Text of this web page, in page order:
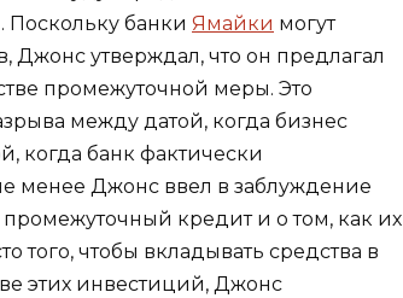
банки Ямайки могут
Джонс утверждал, что он предлагал
промежуточной меры. Это
между датой, когда бизнес
когда банк фактически
менее Джонс ввел в заблуждение
кредит и о том, как их
того, чтобы вкладывать средства в
этих инвестиций, Джонс